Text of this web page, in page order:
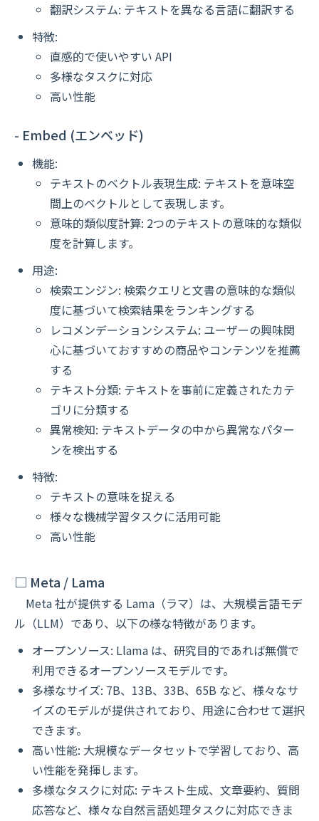
翻訳システム: テキストを異なる言語に翻訳する
特徴:
直感的で使いやすい API
多様なタスクに対応
高い性能
- Embed (エンベッド)
機能:
テキストのベクトル表現生成: テキストを意味空
間上のベクトルとして表現します。
意味的類似度計算: 2つのテキストの意味的な類似
度を計算します。
用途:
検索エンジン: 検索クエリと文書の意味的な類似
度に基づいて検索結果をランキングする
レコメンデーションシステム: ユーザーの興味関
心に基づいておすすめの商品やコンテンツを推薦
する
テキスト分類: テキストを事前に定義されたカテ
ゴリに分類する
異常検知: テキストデータの中から異常なパター
ンを検出する
特徴:
テキストの意味を捉える
様々な機械学習タスクに活用可能
高い性能
□ Meta / Lama
Meta 社が提供する Lama（ラマ）は、大規模言語モデ
ル（LLM）であり、以下の様な特徴があります。
オープンソース: Llama は、研究目的であれば無償で
利用できるオープンソースモデルです。
多様なサイズ: 7B、13B、33B、65B など、様々なサ
イズのモデルが提供されており、用途に合わせて選択
できます。
高い性能: 大規模なデータセットで学習しており、高
い性能を発揮します。
多様なタスクに対応: テキスト生成、文章要約、質問
応答など、様々な自然言語処理タスクに対応できま